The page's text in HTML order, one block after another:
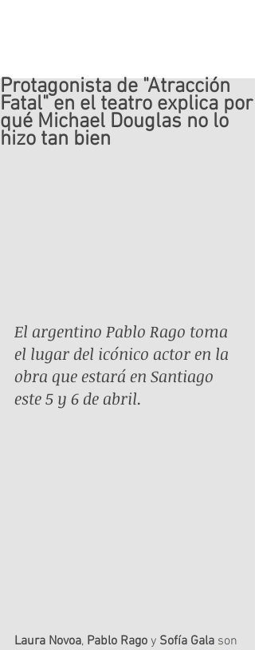
Protagonista de "Atracción
Fatal" en el teatro explica por
qué Michael Douglas no lo
hizo tan bien
El argentino Pablo Rago toma
el lugar del icónico actor en la
obra que estará en Santiago
este 5 y 6 de abril.
Laura Novoa, Pablo Rago y Sofía Gala son